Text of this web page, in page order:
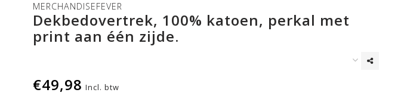
MERCHANDISEFEVER
Dekbedovertrek, 100% katoen, perkal met
print aan één zijde.
€49,98 Incl. btw